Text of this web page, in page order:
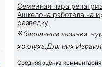
Семейная пара
Ашкелона работала на
разведку
«Засланные казачки-
хохлуха.Для них
Средняя оценка